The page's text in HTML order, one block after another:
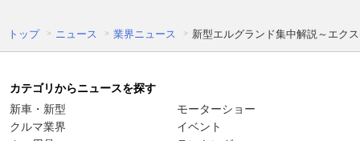
トップ ニュース 業界ニュース 新型エルグランド集中解説～エク
カテゴリからニュースを探す
新車・新型
クルマ業界
モーターショー
イベント